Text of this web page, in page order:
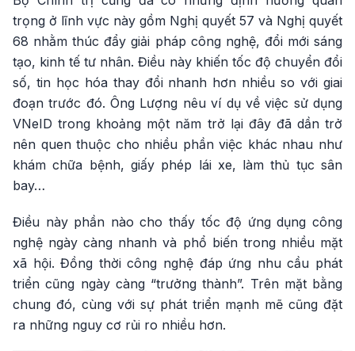
trọng ở lĩnh vực này gồm Nghị quyết 57 và Nghị quyết
68 nhằm thúc đẩy giải pháp công nghệ, đổi mới sáng
tạo, kinh tế tư nhân. Điều này khiến tốc độ chuyển đổi
số, tin học hóa thay đổi nhanh hơn nhiều so với giai
đoạn trước đó. Ông Lượng nêu ví dụ về việc sử dụng
VNeID trong khoảng một năm trở lại đây đã dần trở
nên quen thuộc cho nhiều phần việc khác nhau như
khám chữa bệnh, giấy phép lái xe, làm thủ tục sân
bay…
Điều này phần nào cho thấy tốc độ ứng dụng công
nghệ ngày càng nhanh và phổ biến trong nhiều mặt
xã hội. Đồng thời công nghệ đáp ứng nhu cầu phát
triển cũng ngày càng “trưởng thành”. Trên mặt bằng
chung đó, cùng với sự phát triển mạnh mẽ cũng đặt
ra những nguy cơ rủi ro nhiều hơn.